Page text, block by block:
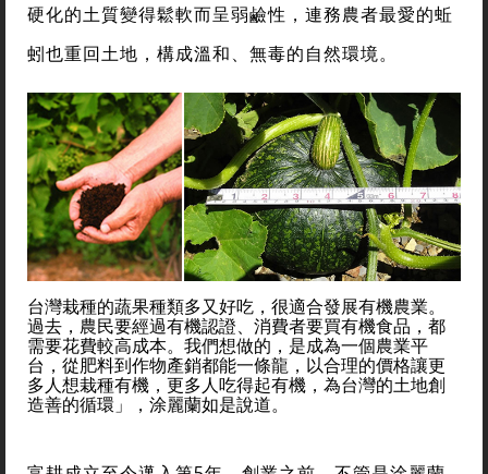
硬化的土質變得鬆軟而呈弱鹼性，連務農者最愛的蚯
蚓也重回土地，構成溫和、無毒的自然環境。
台灣栽種的蔬果種類多又好吃，很適合發展有機農業。
過去，農民要經過有機認證、消費者要買有機食品，都
需要花費較高成本。我們想做的，是成為一個農業平
台，從肥料到作物產銷都能一條龍，以合理的價格讓更
多人想栽種有機，更多人吃得起有機，為台灣的土地創
造善的循環」，涂麗蘭如是說道。